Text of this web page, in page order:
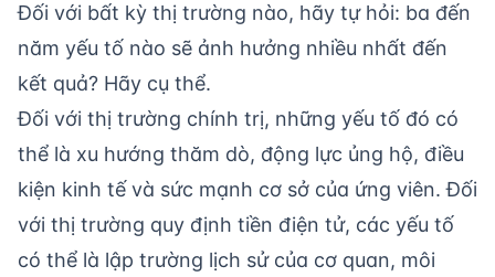
Đối với bất kỳ thị trường nào, hãy tự hỏi: ba đến
năm yếu tố nào sẽ ảnh hưởng nhiều nhất đến
kết quả? Hãy cụ thể.
Đối với thị trường chính trị, những yếu tố đó có
thể là xu hướng thăm dò, động lực ủng hộ, điều
kiện kinh tế và sức mạnh cơ sở của ứng viên. Đối
với thị trường quy định tiền điện tử, các yếu tố
có thể là lập trường lịch sử của cơ quan, môi